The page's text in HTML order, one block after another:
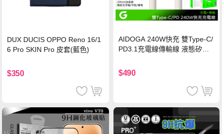
DUX DUCIS OPPO Reno 16/1
6 Pro SKIN Pro 皮套(藍色)
$350
AIDOGA 240W快充 雙Type-C/
PD3.1充電線傳輸線 液態矽膠
機/平板/筆電
$490